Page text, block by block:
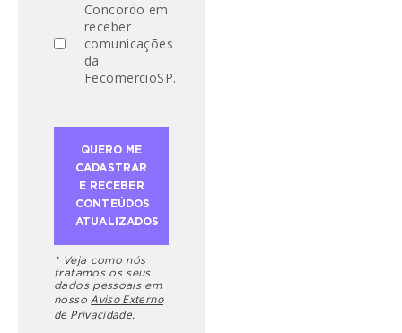
Concordo em
receber
comunicações
da
FecomercioSP.
* Veja como nós
tratamos os seus
dados pessoais em
nosso Aviso Externo
de Privacidade.